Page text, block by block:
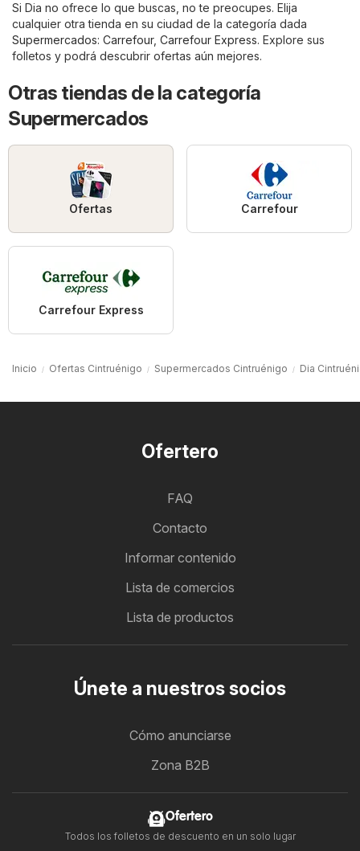
Si Dia no ofrece lo que buscas, no te preocupes. Elija
cualquier otra tienda en su ciudad de la categoría dada
Supermercados: Carrefour, Carrefour Express. Explore sus
folletos y podrá descubrir ofertas aún mejores.
Otras tiendas de la categoría
Supermercados
Ofertas Carrefour
Carrefour Express
Inicio Ofertas Cintruénigo Supermercados Cintruénigo Dia
Ofertero
FAQ
Contacto
Informar contenido
Lista de comercios
Lista de productos
Únete a nuestros socios
Cómo anunciarse
Zona B2B
Ofertero
Todos los folletos de descuento en un solo lugar